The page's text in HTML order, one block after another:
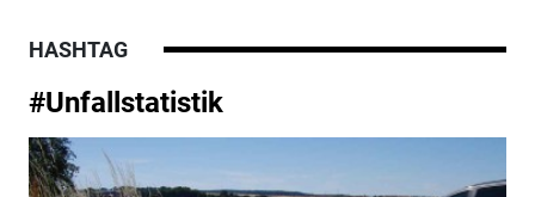
HASHTAG
#Unfallstatistik